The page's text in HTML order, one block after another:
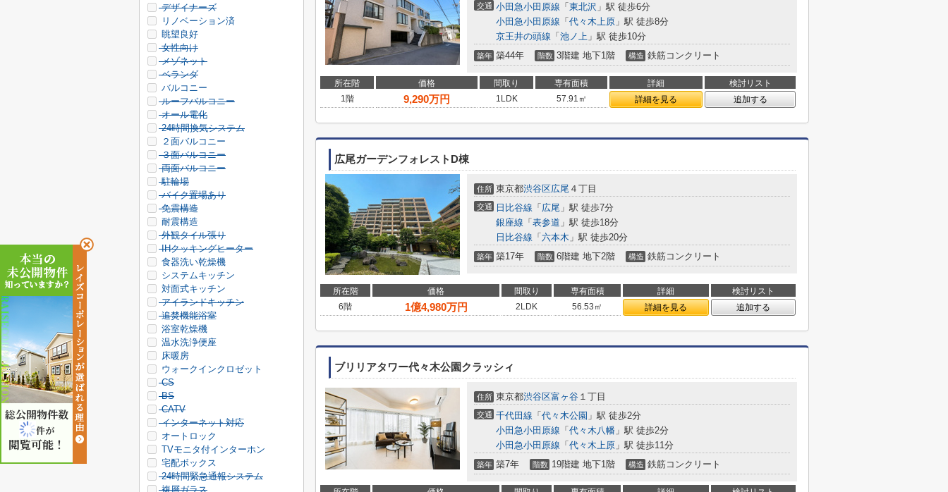
総公開物件数
件が
閲覧可能！
交通 小田急小田原線 「 東北沢 」駅 徒歩6分
小田急小田原線 「 代々木上原 」駅 徒歩8分
京王井の頭線 「 池ノ上 」駅 徒歩10分
築年 築44年 階数 3階建 地下1階 構造 鉄筋コンクリート
所在階 価格 間取り 専有面積 詳細
検討リスト
1階
9,290万円 1LDK 57.91㎡ 詳細を見る 追加する
広尾ガーデンフォレストD棟
住所 東京都渋谷区広尾 ４丁目
交通 日比谷線 「 広尾 」駅 徒歩7分
銀座線 「 表参道 」駅 徒歩18分
日比谷線 「 六本木 」駅 徒歩20分
築年 築17年 階数 6階建 地下2階 構造 鉄筋コンクリート
所在階 価格 間取り 専有面積 詳細
検討リスト
6階
1億4,980万円 2LDK 56.53㎡ 詳細を見る 追加する
ブリリアタワー代々木公園クラッシィ
住所 東京都渋谷区富ヶ谷 １丁目
交通 千代田線 「 代々木公園 」駅 徒歩2分
小田急小田原線 「 代々木八幡 」駅 徒歩2分
小田急小田原線 「 代々木上原 」駅 徒歩11分
築年 築7年 階数 19階建 地下1階 構造 鉄筋コンクリート
デザイナーズ
リノベーション済
眺望良好
女性向け
メゾネット
ベランダ
バルコニー
ルーフバルコニー
オール電化
24時間換気システム
２面バルコニー
３面バルコニー
両面バルコニー
駐輪場
バイク置場あり
免震構造
耐震構造
外観タイル張り
IHクッキングヒーター
食器洗い乾燥機
システムキッチン
対面式キッチン
アイランドキッチン
追焚機能浴室
浴室乾燥機
温水洗浄便座
床暖房
ウォークインクロゼット
CS
BS
CATV
インターネット対応
オートロック
TVモニタ付インターホン
宅配ボックス
24時間緊急通報システム
複層ガラス